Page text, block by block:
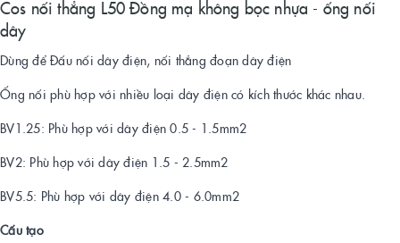
Cos nối thẳng L50 Đồng mạ không bọc nhựa - ống nối
dây
Dùng để Đấu nối dây điện, nối thẳng đoạn dây điện
Ống nối phù hợp với nhiều loại dây điện có kích thước khác nhau.
BV1.25: Phù hợp với dây điện 0.5 - 1.5mm2
BV2: Phù hợp với dây điện 1.5 - 2.5mm2
BV5.5: Phù hợp với dây điện 4.0 - 6.0mm2
Cấu tạo